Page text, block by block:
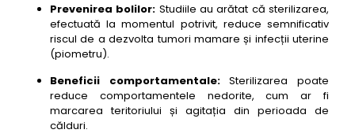
Prevenirea bolilor: Studiile au arătat că sterilizarea,
efectuată la momentul potrivit, reduce semnificativ
riscul de a dezvolta tumori mamare și infecții uterine
(piometru).
Beneficii comportamentale:Sterilizarea poate
reduce comportamentele nedorite, cum ar fi
marcarea teritoriului și agitația din perioada de
călduri.